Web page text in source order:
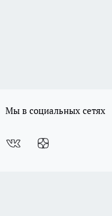
Мы в социальных сетях